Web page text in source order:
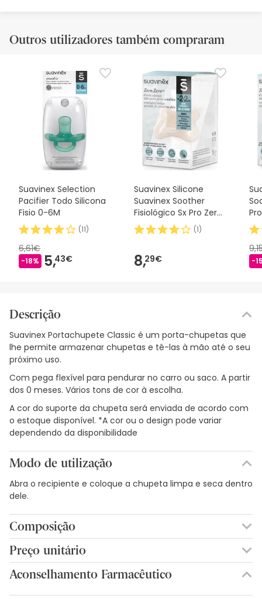
Outros utilizadores também compraram
Suavinex Selection
Pacifier Todo Silicona
Fisio 0-6M
(11)
6,61€
-18% 5,43€
Suavinex Silicone
Suavinex Soother
Fisiológico Sx Pro Zero
2m 1 peça
(1)
8,29€ -
Descrição
Suavinex Portachupete Classic é um porta-chupetas que
lhe permite armazenar chupetas e tê-las à mão até o seu
próximo uso.
Com pega flexível para pendurar no carro ou saco. A partir
dos 0 meses. Vários tons de cor à escolha.
A cor do suporte da chupeta será enviada de acordo com
o estoque disponível. *A cor ou o design pode variar
dependendo da disponibilidade
Modo de utilização
Abra o recipiente e coloque a chupeta limpa e seca dentro
dele.
Composição
Preço unitário
6,09€ / Unidades
Aconselhamento Farmacêutico